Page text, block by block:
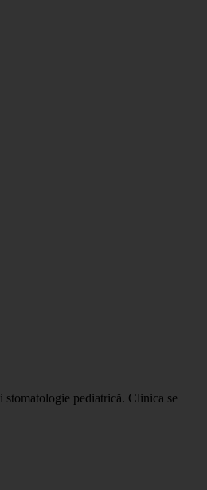
pediatrică. Clinica se